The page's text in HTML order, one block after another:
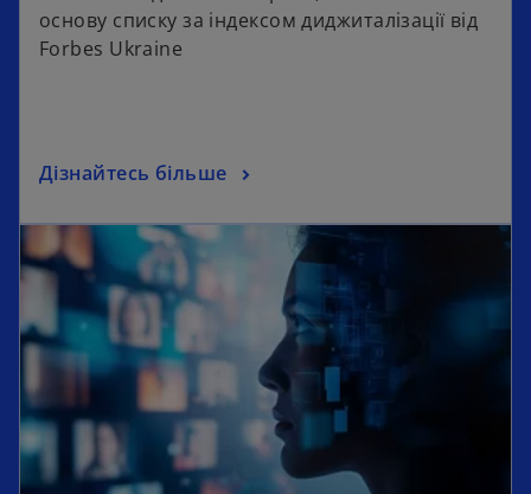
основу списку за індексом диджиталізації від
Forbes Ukraine
Дізнайтесь більше